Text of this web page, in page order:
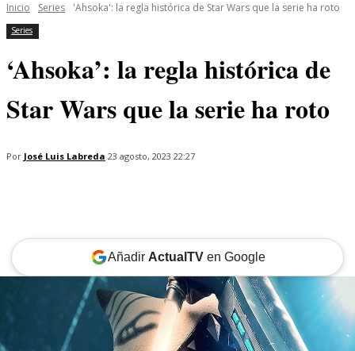
Inicio Series 'Ahsoka': la regla histórica de Star Wars que la serie ha roto
Series
‘Ahsoka’: la regla histórica de
Star Wars que la serie ha roto
Por José Luis Labreda 23 agosto, 2023 22:27
Añadir ActualTVen Google